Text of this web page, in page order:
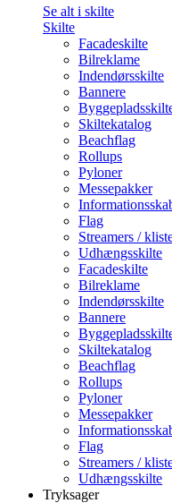
Se alt i skilte
Skilte
Facadeskilte
Bilreklame
Indendørsskilte
Bannere
Skiltekatalog
Beachflag
Rollups
Pyloner
Messepakker
Flag
Streamers /
Udhængsskilte
Facadeskilte
Bilreklame
Indendørsskilte
Bannere
Skiltekatalog
Beachflag
Rollups
Pyloner
Messepakker
Flag
Streamers /
Udhængsskilte
Tryksager